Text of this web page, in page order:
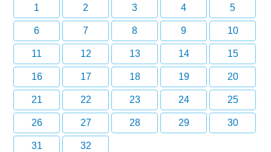
1 2 3 4 5
6 7 8 9 10
11 12 13 14 15
16 17 18 19 20
21 22 23 24 25
26 27 28 29 30
31 32